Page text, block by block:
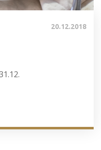
20.12.2018